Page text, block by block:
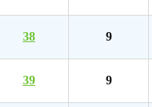
38 9
39 9